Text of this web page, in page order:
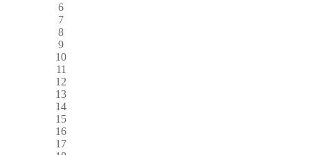
6
7
8
9
10
11
12
13
14
15
16
17